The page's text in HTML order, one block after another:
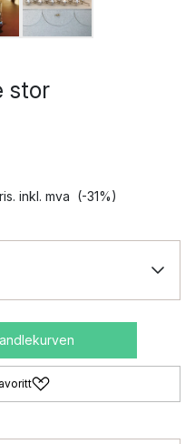
stor
inkl. mva (-31%)